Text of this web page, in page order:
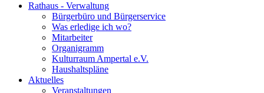
Rathaus - Verwaltung
Bürgerbüro und Bürgerservice
Was erledige ich wo?
Mitarbeiter
Organigramm
Kulturraum Ampertal e.V.
Haushaltspläne
Aktuelles
Veranstaltungen